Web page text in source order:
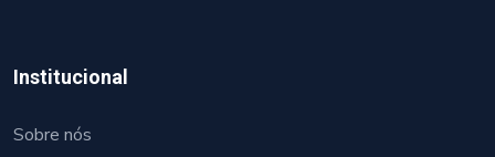
Institucional
Sobre nós